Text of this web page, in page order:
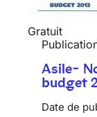
Gratuit
Asile-
budget
Date de